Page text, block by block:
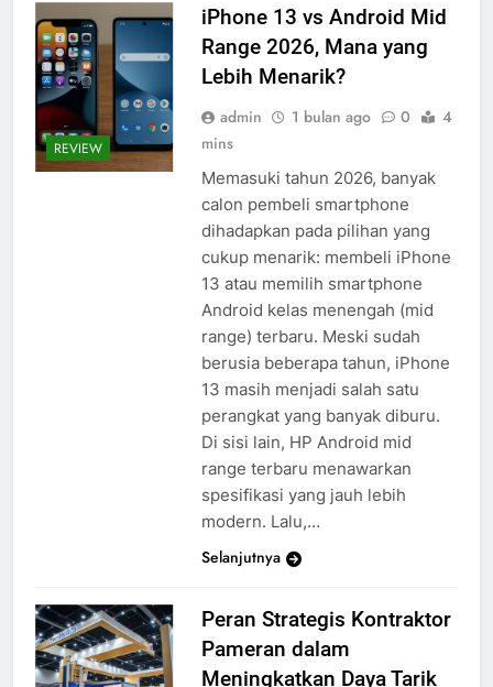
REVIEW
iPhone 13 vs Android Mid
Range 2026, Mana yang
Lebih Menarik?
admin 1 bulan ago 0
4
mins
Memasuki tahun 2026, banyak
calon pembeli smartphone
dihadapkan pada pilihan yang
cukup menarik: membeli iPhone
13 atau memilih smartphone
Android kelas menengah (mid
range) terbaru. Meski sudah
berusia beberapa tahun, iPhone
13 masih menjadi salah satu
perangkat yang banyak diburu.
Di sisi lain, HP Android mid
range terbaru menawarkan
spesifikasi yang jauh lebih
modern. Lalu,…
Selanjutnya
Peran Strategis Kontraktor
Pameran dalam
Meningkatkan Daya Tarik